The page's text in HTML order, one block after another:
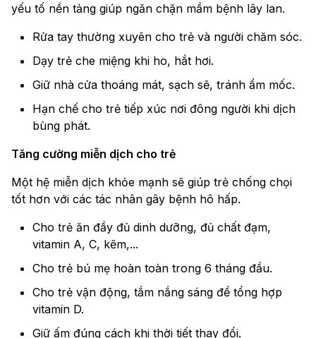
yếu tố nền tảng giúp ngăn chặn mầm bệnh lây lan.
Rửa tay thường xuyên cho trẻ và người chăm sóc.
Dạy trẻ che miệng khi ho, hắt hơi.
Giữ nhà cửa thoáng mát, sạch sẽ, tránh ẩm mốc.
Hạn chế cho trẻ tiếp xúc nơi đông người khi dịch
bùng phát.
Tăng cường miễn dịch cho trẻ
Một hệ miễn dịch khỏe mạnh sẽ giúp trẻ chống chọi
tốt hơn với các tác nhân gây bệnh hô hấp.
Cho trẻ ăn đầy đủ dinh dưỡng, đủ chất đạm,
vitamin A, C, kẽm,...
Cho trẻ bú mẹ hoàn toàn trong 6 tháng đầu.
Cho trẻ vận động, tắm nắng sáng để tổng hợp
vitamin D.
Giữ ấm đúng cách khi thời tiết thay đổi.